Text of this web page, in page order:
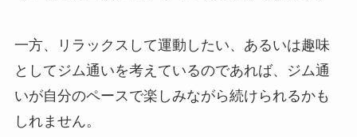
一方、リラックスして運動したい、あるいは趣味
としてジム通いを考えているのであれば、ジム通
いが自分のペースで楽しみながら続けられるかも
しれません。